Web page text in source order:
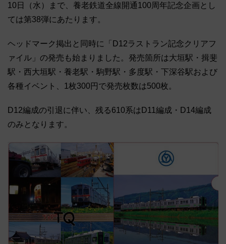
10日（水）まで、養老鉄道全線開通100周年記念企画とし
ては第38弾にあたります。
ヘッドマーク掲出と同時に「D12ラストラン記念クリアフ
ァイル」の発売も始まりました。発売箇所は大垣駅・揖斐
駅・西大垣駅・養老駅・駒野駅・多度駅・下深谷駅および
各種イベント、1枚300円で発売枚数は500枚。
D12編成の引退に伴い、残る610系はD11編成・D14編成
のみとなります。